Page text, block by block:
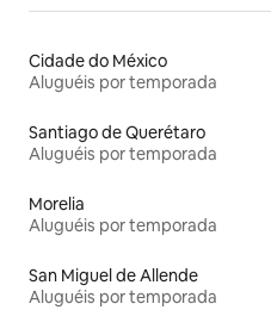
Cidade do México
Aluguéis por temporada
Santiago de Querétaro
Aluguéis por temporada
Morelia
Aluguéis por temporada
San Miguel de Allende
Aluguéis por temporada